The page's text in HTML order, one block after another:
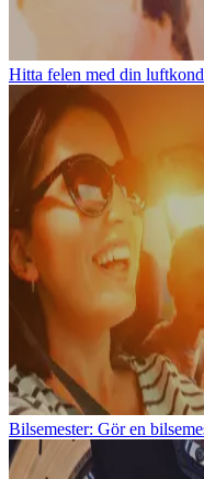
Hitta felen med din
Bilsemester: Gör en